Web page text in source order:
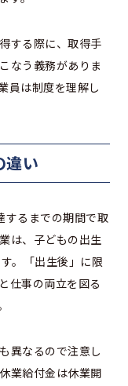
する際に、取得手
なう義務がありま
員は制度を理解し
違い
するまでの期間で取
は、子どもの出生
。「出生後」に限
仕事の両立を図る
異なるので注意し
業給付金は休業開